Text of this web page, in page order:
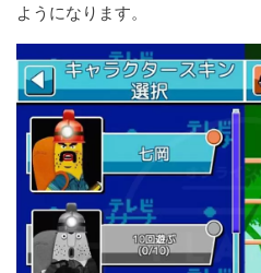
ようになります。